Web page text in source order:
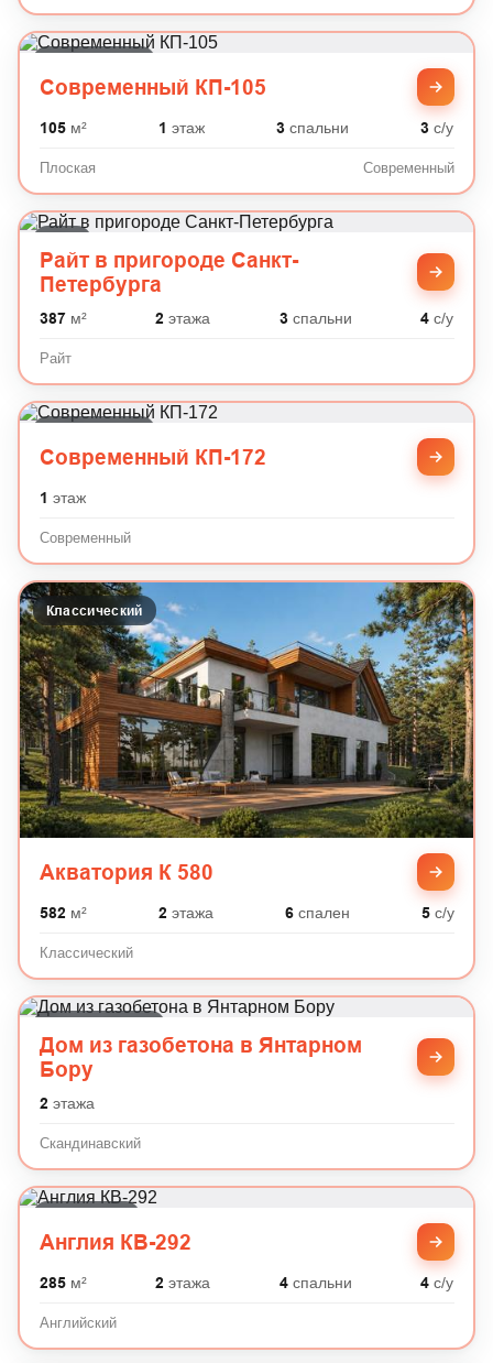
Современный КП-105
105м² 1 этаж 3 спальни 3 с/у
Плоская Современный
Райт в пригороде Санкт-
Петербурга
387м² 2 этажа 3спальни 4 с/у
Райт
Современный КП-172
1 этаж
Современный
Классический
Акватория К 580
582 м² 2 этажа 6спален 5с/у
Классический
Дом из газобетона в Янтарном
Бору
2 этажа
Скандинавский
Англия КВ-292
285м² 2 этажа 4спальни 4 с/у
Английский